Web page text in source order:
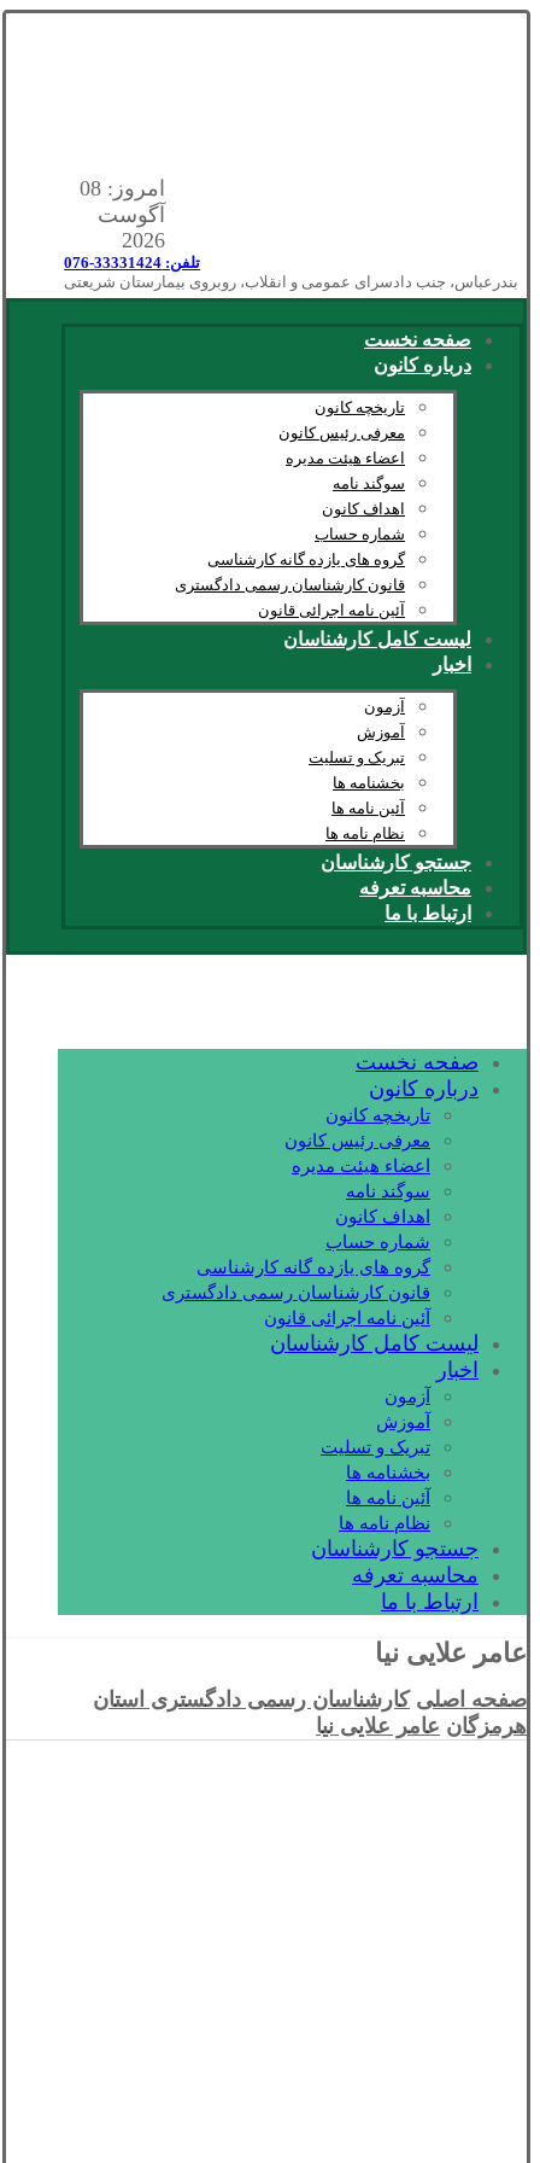
امروز: 08
آگوست
2026
تلفن: 33331424-076
بندرعباس، جنب دادسرای عمومی و انقلاب، روبروی بیمارستان شریعتی
صفحه نخست
درباره کانون
تاریخچه کانون
معرفی رئیس کانون
اعضاء هیئت مدیره
سوگند نامه
اهداف کانون
شماره حساب
گروه های یازده گانه کارشناسی
قانون کارشناسان رسمی دادگستری
آئین نامه اجرائی قانون
لیست کامل کارشناسان
اخبار
آزمون
آموزش
تبریک و تسلیت
بخشنامه ها
آئین نامه ها
نظام نامه ها
جستجو کارشناسان
محاسبه تعرفه
ارتباط با ما
صفحه نخست
درباره کانون
تاریخچه کانون
معرفی رئیس کانون
اعضاء هیئت مدیره
سوگند نامه
اهداف کانون
شماره حساب
گروه های یازده گانه کارشناسی
قانون کارشناسان رسمی دادگستری
آئین نامه اجرائی قانون
لیست کامل کارشناسان
اخبار
آزمون
آموزش
تبریک و تسلیت
بخشنامه ها
آئین نامه ها
نظام نامه ها
جستجو کارشناسان
محاسبه تعرفه
ارتباط با ما
عامر علایی نیا
صفحه اصلی کارشناسان رسمی دادگستری استان
هرمزگان عامر علایی نیا